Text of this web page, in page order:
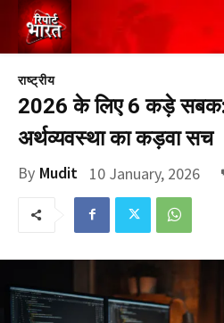
राष्ट्रीय
2026 के लिए 6 कड़े
अर्थव्यवस्था का कड़वा सच
By Mudit 10 January, 2026